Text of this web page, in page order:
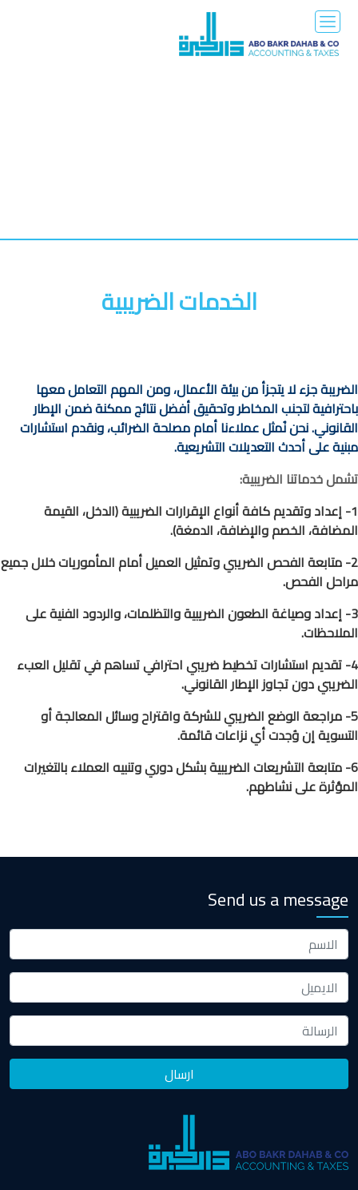
الخدمات الضريبية
الضريبة جزء لا يتجزأ من بيئة الأعمال، ومن المهم التعامل معها
باحترافية لتجنب المخاطر وتحقيق أفضل نتائج ممكنة ضمن الإطار
القانوني. نحن نُمثل عملاءنا أمام مصلحة الضرائب، ونقدم استشارات
مبنية على أحدث التعديلات التشريعية.
تشمل خدماتنا الضريبية:
1- إعداد وتقديم كافة أنواع الإقرارات الضريبية (الدخل، القيمة
المضافة، الخصم والإضافة، الدمغة).
2- متابعة الفحص الضريبي وتمثيل العميل أمام المأموريات خلال جميع
مراحل الفحص.
3- إعداد وصياغة الطعون الضريبية والتظلمات، والردود الفنية على
الملاحظات.
4- تقديم استشارات تخطيط ضريبي احترافي تساهم في تقليل العبء
الضريبي دون تجاوز الإطار القانوني.
5- مراجعة الوضع الضريبي للشركة واقتراح وسائل المعالجة أو
التسوية إن وُجدت أي نزاعات قائمة.
6- متابعة التشريعات الضريبية بشكل دوري وتنبيه العملاء بالتغيرات
المؤثرة على نشاطهم.
Send us a message